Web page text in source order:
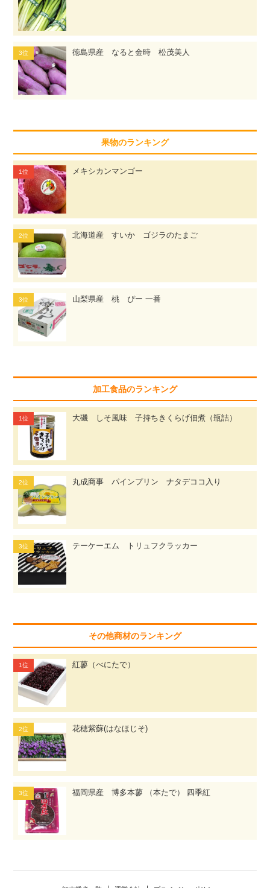
徳島県産 なると金時 松茂美人
果物のランキング
メキシカンマンゴー
北海道産 すいか ゴジラのたまご
山梨県産 桃 ぴー 一番
加工食品のランキング
大磯 しそ風味 子持ちきくらげ佃煮（瓶詰）
丸成商事 パインプリン ナタデココ入り
テーケーエム トリュフクラッカー
その他商材のランキング
紅蓼（べにたで）
花穂紫蘇(はなほじそ)
福岡県産 博多本蓼 （本たで） 四季紅